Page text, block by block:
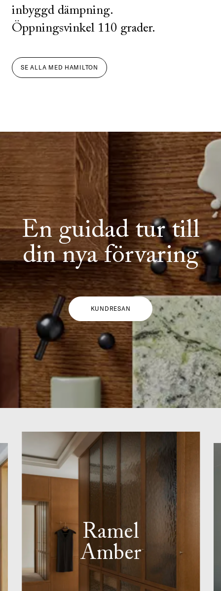
inbyggd dämpning.
Öppningsvinkel 110 grader.
SE ALLA MED HAMILTON
En guidad tur till
din nya förvaring
KUNDRESAN
Ramel
Amber